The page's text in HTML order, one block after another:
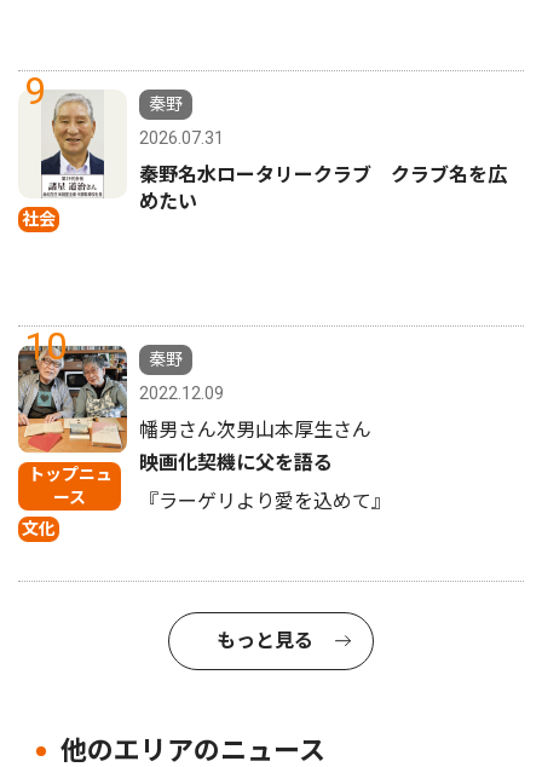
9
社会
秦野
2026.07.31
秦野名水ロータリークラブ クラブ名を広
めたい
10
トップニュ
ース
文化
秦野
2022.12.09
幡男さん次男山本厚生さん
映画化契機に父を語る
『ラーゲリより愛を込めて』
もっと見る
他のエリアのニュース